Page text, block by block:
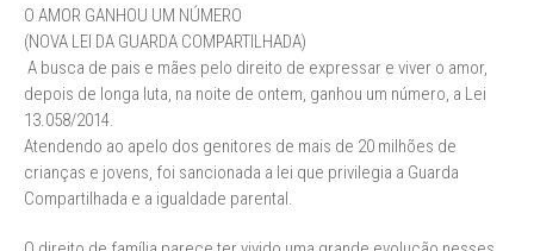
O AMOR GANHOU UM NÚMERO
(NOVA LEI DA GUARDA COMPARTILHADA)
A busca de pais e mães pelo direito de expressar e viver o amor,
depois de longa luta, na noite de ontem, ganhou um número, a Lei
13.058/2014.
Atendendo ao apelo dos genitores de mais de 20 milhões de
crianças e jovens, foi sancionada a lei que privilegia a Guarda
Compartilhada e a igualdade parental.